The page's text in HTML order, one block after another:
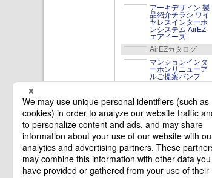
アーキデザイン 製
品紹介チラシ ワイ
ヤレスインターホ
ンシステム AirEZ
エアイーズ
AirEZカタログ
マンションインタ
ーホンリニューア
ルご提案パンフ